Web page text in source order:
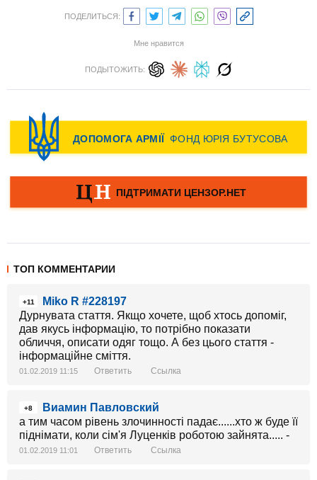
ПОДЕЛИТЬСЯ:
Мне нравится
ПОДЫТОЖИТЬ:
ТОП КОММЕНТАРИИ
+11
Miko R #228197
Дурнувата стаття. Якщо хочете, щоб хтось допоміг,
дав якусь інформацію, то потрібно показати
обличчя, описати одяг тощо. А без цього стаття -
інформаційне сміття.
01.02.2019 11:15 Ответить Ссылка
+8
Виамин Павловский
а тим часом рівень злочинності падає......хто ж буде її
піднімати, коли сім'я Луценків роботою зайнята..... -
01.02.2019 11:01 Ответить Ссылка